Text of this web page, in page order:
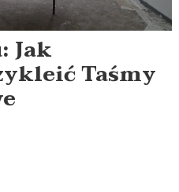
Jak
Taśmy